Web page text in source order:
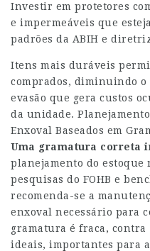
Investir em protetores
e impermeáveis que
padrões da ABIH e
Itens mais duráveis
comprados, diminuindo o
evasão que gera custos
da unidade.
Enxoval Baseados em
Uma gramatura correta
planejamento do estoque
pesquisas do FOHB e
recomenda-se a
enxoval necessário para
gramatura é fraca, contra
ideais, importantes para